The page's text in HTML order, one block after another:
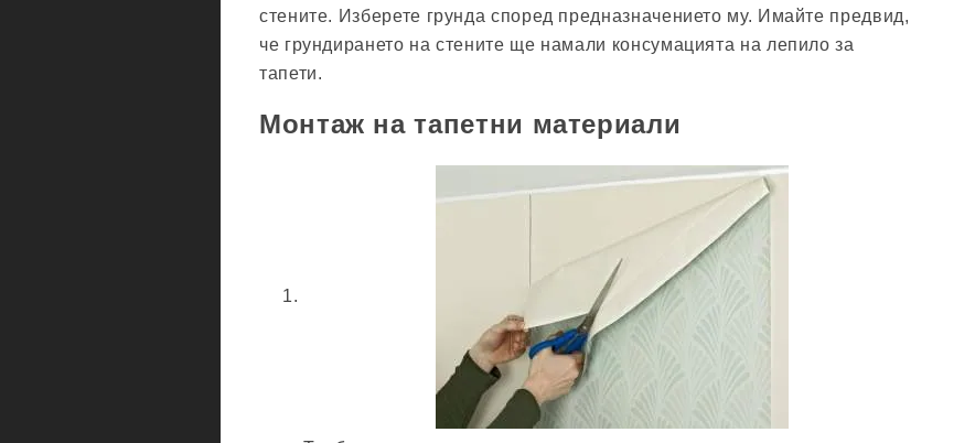
стените. Изберете грунда според предназначението му. Имайте предвид,
че грундирането на стените ще намали консумацията на лепило за
тапети.
Монтаж на тапетни материали